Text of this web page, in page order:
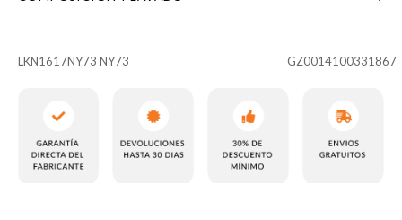
LKN1617NY73 NY73 GZ0014100331867